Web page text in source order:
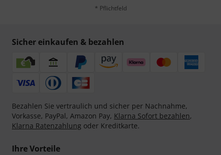
* Pflichtfeld
Sicher einkaufen & bezahlen
Bezahlen Sie vertraulich und sicher per Nachnahme,
Vorkasse, PayPal, Amazon Pay, Klarna Sofort bezahlen,
Klarna Ratenzahlung oder Kreditkarte.
Ihre Vorteile